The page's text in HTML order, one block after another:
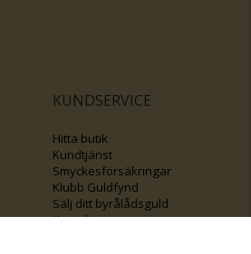
KUNDSERVICE
Hitta butik
Kundtjänst
Smyckesförsäkringar
Klubb Guldfynd
Sälj ditt byrålådsguld
Kontakta oss